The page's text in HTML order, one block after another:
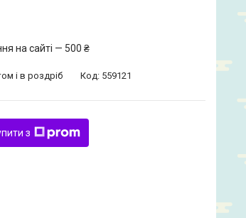
на сайті — 500 ₴
і в роздріб Код: 559121
з